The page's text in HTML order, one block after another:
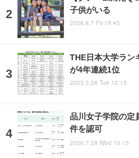
子供がいる
2026.8.7 Fri 19:45
THE日本大学ラン
が4年連続1位
2023.3.28 Tue 12:15
品川女子学院の
件を認可
2026.7.29 Wed 10:15